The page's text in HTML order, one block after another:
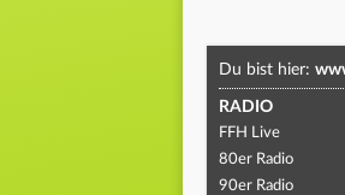
Du bist hier:
RADIO
FFH Live
80er Radio
90er Radio